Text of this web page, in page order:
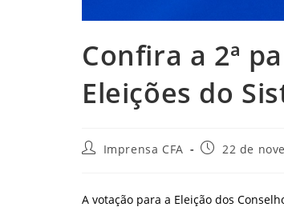
Confira a 2ª
Eleições do
AutorImprensa CFA
Post22 de
A votação para a Eleição dos